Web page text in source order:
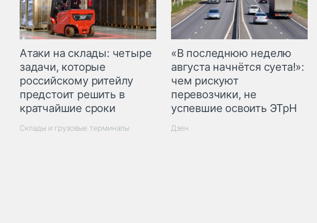
Атаки на склады: четыре
задачи, которые
российскому ритейлу
предстоит решить в
кратчайшие сроки
Склады и грузовые терминалы
«В последнюю неделю
августа начнётся суета!»:
чем рискуют
перевозчики, не
успевшие освоить ЭТрН
Дзен